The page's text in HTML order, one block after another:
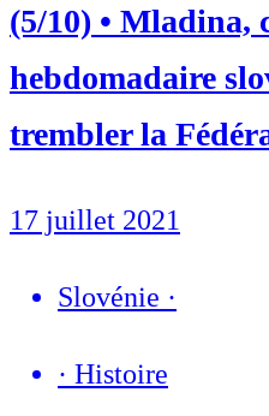
(5/10) • Mladina,
hebdomadaire
trembler la
17 juillet 2021
Slovénie ·
· Histoire